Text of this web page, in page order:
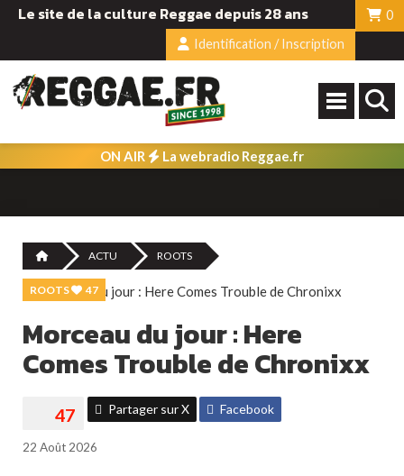
Le site de la culture Reggae depuis 28 ans
0
Identification / Inscription
ON AIR La webradio Reggae.fr
ACTU ROOTS
ROOTS 47
Morceau du jour : Here
Comes Trouble de Chronixx
Partager sur X Facebook
22 Août 2026